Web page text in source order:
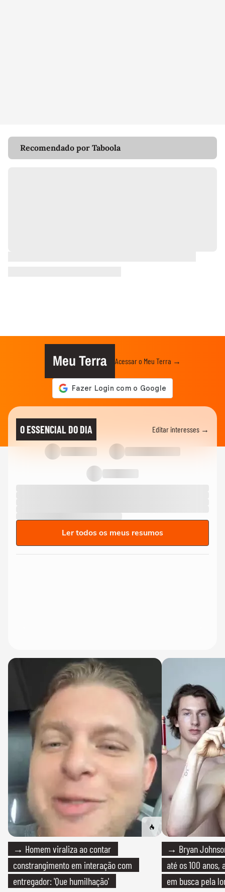
Recomendado por Taboola
Meu Terra Acessar o Meu Terra →
O ESSENCIAL DO DIA Editar interesses →
Ler todos os meus resumos
→ Homem viraliza ao contar
constrangimento em interação com
entregador: 'Que humilhação'
→ Bryan
até os 100
em busca pela